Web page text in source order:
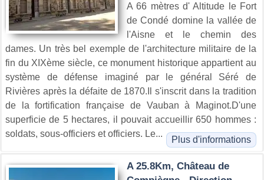
A 66 mètres d' Altitude le Fort
de Condé domine la vallée de
l'Aisne et le chemin des
dames. Un très bel exemple de l'architecture militaire de la
fin du XIXème siècle, ce monument historique appartient au
système de défense imaginé par le général Séré de
Rivières après la défaite de 1870.Il s'inscrit dans la tradition
de la fortification française de Vauban à Maginot.D'une
superficie de 5 hectares, il pouvait accueillir 650 hommes :
soldats, sous-officiers et officiers. Le...
Plus d'informations
A 25.8Km, Château de